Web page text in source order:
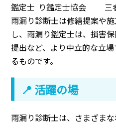
鑑定士 り鑑定士協会
三
雨漏り診断士は修繕提案や
し、雨漏り鑑定士は、損害
提出など、より中立的な立
るものです。
📍 活躍の場
雨漏り診断士は、さまざまな